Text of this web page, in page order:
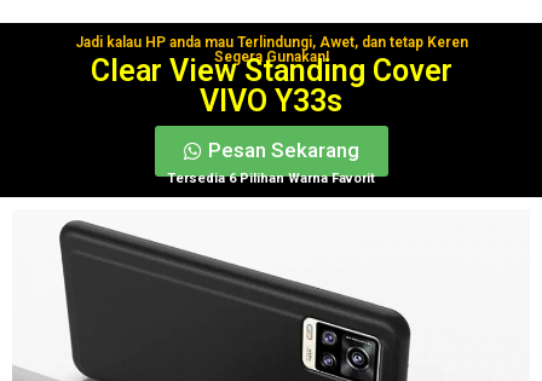
Jadi kalau HP anda mau Terlindungi, Awet, dan tetap Keren
Segera Gunakan!
Clear View Standing Cover
VIVO Y33s
Pesan Sekarang
Tersedia 6 Pilihan Warna Favorit